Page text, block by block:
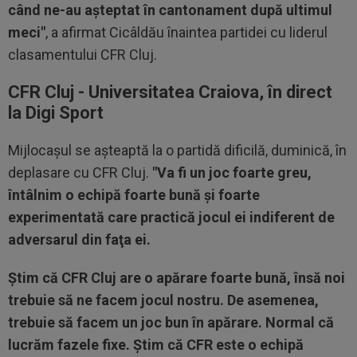
când ne-au aşteptat în cantonament după ultimul
meci", a afirmat Cicâldău înaintea partidei cu liderul
clasamentului CFR Cluj.
CFR Cluj - Universitatea Craiova, în direct
la Digi Sport
Mijlocaşul se aşteaptă la o partidă dificilă, duminică, în
deplasare cu CFR Cluj. "Va fi un joc foarte greu,
întâlnim o echipă foarte bună şi foarte
experimentată care practică jocul ei indiferent de
adversarul din faţa ei.
Ştim că CFR Cluj are o apărare foarte bună, însă noi
trebuie să ne facem jocul nostru. De asemenea,
trebuie să facem un joc bun în apărare. Normal că
lucrăm fazele fixe. Ştim că CFR este o echipă